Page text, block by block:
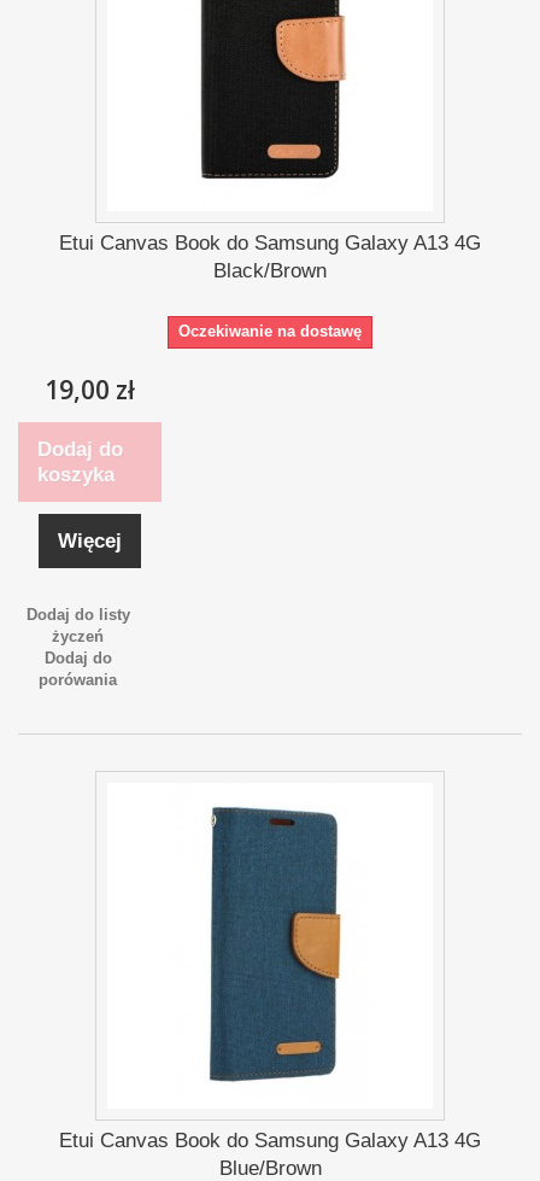
Etui Canvas Book do Samsung Galaxy A13 4G
Black/Brown
Oczekiwanie na dostawę
19,00 zł
Dodaj do
koszyka
Więcej
Dodaj do listy
życzeń
Dodaj do
porówania
Etui Canvas Book do Samsung Galaxy A13 4G
Blue/Brown